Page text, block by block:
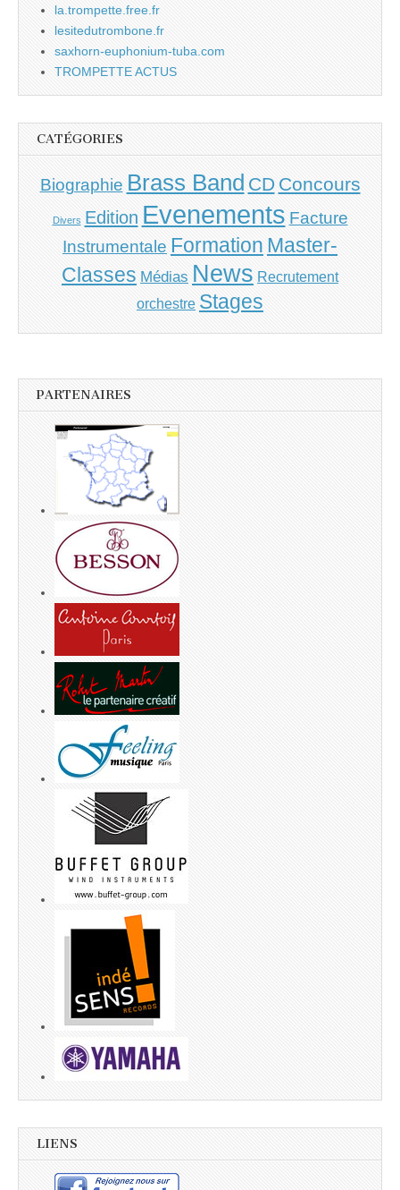
la.trompette.free.fr
lesitedutrombone.fr
saxhorn-euphonium-tuba.com
TROMPETTE ACTUS
CATÉGORIES
Biographie Brass Band CD Concours
Divers Edition Evenements Facture
Instrumentale Formation Master-
Classes Médias News Recrutement
orchestre Stages
PARTENAIRES
LIENS